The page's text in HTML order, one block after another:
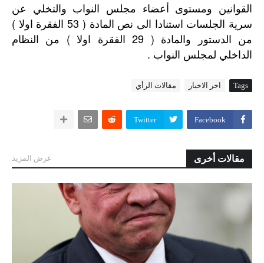
القوانين
ومستوى أعضاء مجلس النواب والتخلي
عن
سرية
الجلسات استنادا الى نص المادة ( 53 الفقرة اولا )
من الدستور والمادة ( 29 الفقرة اولا ) من
النظام
الداخلي لمجلس النواب .
Tags اخر الاخبار مقالات الرأي
Facebook
Twitter
مقالات أخرى عرض المزيد